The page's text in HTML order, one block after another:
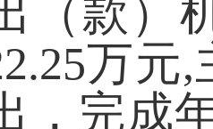
（款）
万
，完成